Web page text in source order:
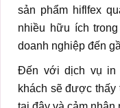
sản phẩm hiflfex
nhiều hữu ích
doanh nghiệp đến
Đến với dịch vụ in
khách sẽ được thấy